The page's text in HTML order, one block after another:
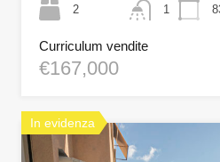
2
1
Curriculum vendite
€167,000
In evidenza